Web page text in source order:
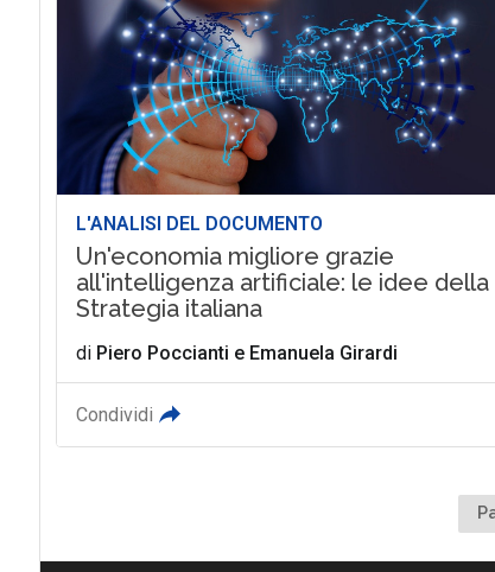
L'ANALISI DEL DOCUMENTO
Un'economia migliore grazie
all'intelligenza artificiale: le idee della
Strategia italiana
di Piero Poccianti e Emanuela Girardi
Condividi